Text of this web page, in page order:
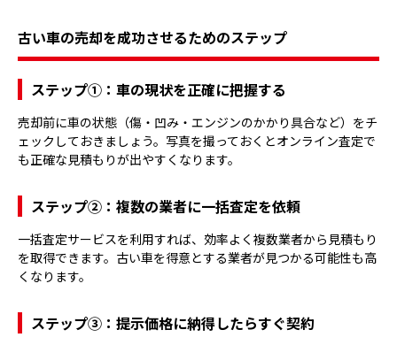
古い車の売却を成功させるためのステップ
ステップ①：車の現状を正確に把握する
売却前に車の状態（傷・凹み・エンジンのかかり具合など）をチ
ェックしておきましょう。写真を撮っておくとオンライン査定で
も正確な見積もりが出やすくなります。
ステップ②：複数の業者に一括査定を依頼
一括査定サービスを利用すれば、効率よく複数業者から見積もり
を取得できます。古い車を得意とする業者が見つかる可能性も高
くなります。
ステップ③：提示価格に納得したらすぐ契約